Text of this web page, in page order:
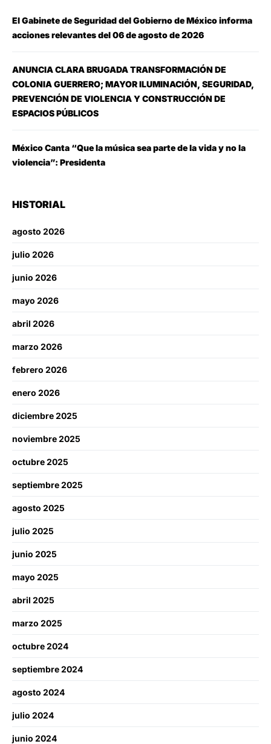
El Gabinete de Seguridad del Gobierno de México informa
acciones relevantes del 06 de agosto de 2026
ANUNCIA CLARA BRUGADA TRANSFORMACIÓN DE
COLONIA GUERRERO; MAYOR ILUMINACIÓN, SEGURIDAD,
PREVENCIÓN DE VIOLENCIA Y CONSTRUCCIÓN DE
ESPACIOS PÚBLICOS
México Canta “Que la música sea parte de la vida y no la
violencia”: Presidenta
HISTORIAL
agosto 2026
julio 2026
junio 2026
mayo 2026
abril 2026
marzo 2026
febrero 2026
enero 2026
diciembre 2025
noviembre 2025
octubre 2025
septiembre 2025
agosto 2025
julio 2025
junio 2025
mayo 2025
abril 2025
marzo 2025
octubre 2024
septiembre 2024
agosto 2024
julio 2024
junio 2024